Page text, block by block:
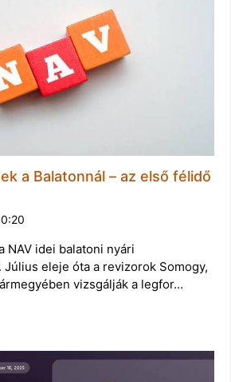
a Balatonnál – az első félidő
NAV idei balatoni nyári
eleje óta a revizorok Somogy,
vizsgálják a legfor…